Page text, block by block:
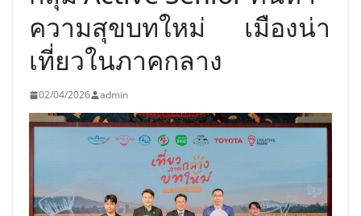
ความสุขบทใหม่ เมืองน่า
เที่ยวในภาคกลาง
02/04/2026 admin